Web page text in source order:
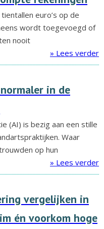
euro’s op de
wordt toegevoegd of
nooit
» Lees verder
in de
(AI) is bezig aan een stille
Waar
op hun
» Lees verder
vergelijken in
én voorkom hoge